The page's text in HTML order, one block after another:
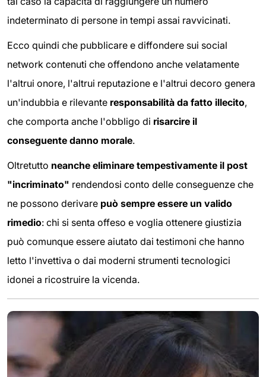
indeterminato di persone in tempi assai ravvicinati.
Ecco quindi che pubblicare e diffondere sui social
network contenuti che offendono anche velatamente
l'altrui onore, l'altrui reputazione e l'altrui decoro genera
un'indubbia e rilevante responsabilità da fatto illecito,
che comporta anche l'obbligo di risarcire il
conseguente danno morale.
Oltretutto neanche eliminare tempestivamente il post
"incriminato" rendendosi conto delle conseguenze che
ne possono derivare può sempre essere un valido
rimedio: chi si senta offeso e voglia ottenere giustizia
può comunque essere aiutato dai testimoni che hanno
letto l'invettiva o dai moderni strumenti tecnologici
idonei a ricostruire la vicenda.